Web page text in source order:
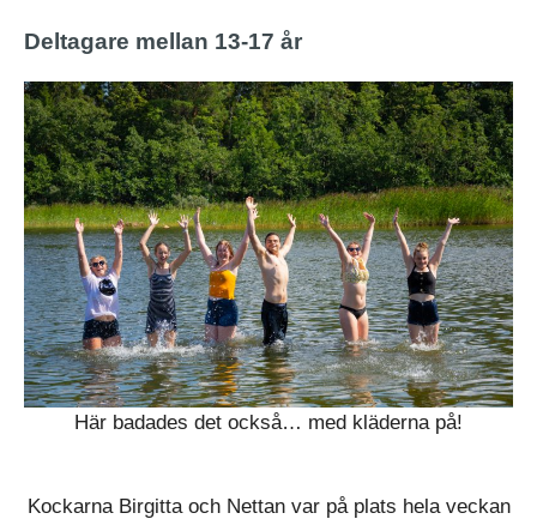
Deltagare mellan 13-17 år
Här badades det också… med kläderna på!
Kockarna Birgitta och Nettan var på plats hela veckan